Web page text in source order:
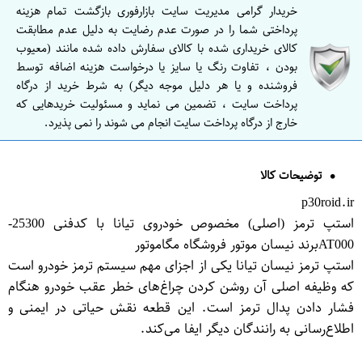
خریدار گرامی مدیریت سایت بازارفوری بازگشت تمام هزینه
پرداختی شما را در صورت عدم رضایت به دلیل عدم مطابقت
کالای خریداری شده با کالای سفارش داده شده مانند (معیوب
بودن ، تفاوت رنگ یا سایز یا درخواست هزینه اضافه توسط
فروشنده و یا هر دلیل موجه دیگر) به شرط خرید از درگاه
پرداخت سایت ، تضمین می نماید و مسئولیت خریدهایی که
خارج از درگاه پرداخت سایت انجام می شوند را نمی پذیرد.
توضیحات کالا
p30roid.ir
استپ ترمز (اصلی) مخصوص خودروی تیانا با کدفنی 25300-
AT000برند نیسان موتور فروشگاه مگاموتور
استپ ترمز نیسان تیانا یکی از اجزای مهم سیستم ترمز خودرو است
که وظیفه اصلی آن روشن کردن چراغ‌های خطر عقب خودرو هنگام
فشار دادن پدال ترمز است. این قطعه نقش حیاتی در ایمنی و
اطلاع‌رسانی به رانندگان دیگر ایفا می‌کند.